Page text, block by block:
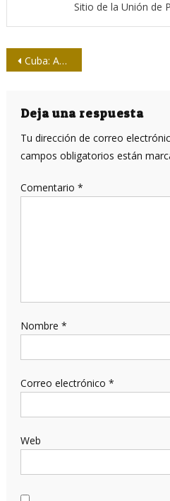
Sitio de la Unión de
Navegación
entradas
Cuba: Avanza estudio fase I en convalecientes con candidato vacunal Soberana 01
Deja una respuesta
Tu dirección de correo
campos obligatorios están
Comentario *
Nombre *
Correo electrónico *
Web